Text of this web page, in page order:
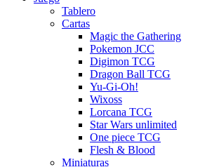
Tablero
Cartas
Magic the Gathering
Pokemon JCC
Digimon TCG
Dragon Ball TCG
Yu-Gi-Oh!
Wixoss
Lorcana TCG
Star Wars unlimited
One piece TCG
Flesh & Blood
Miniaturas